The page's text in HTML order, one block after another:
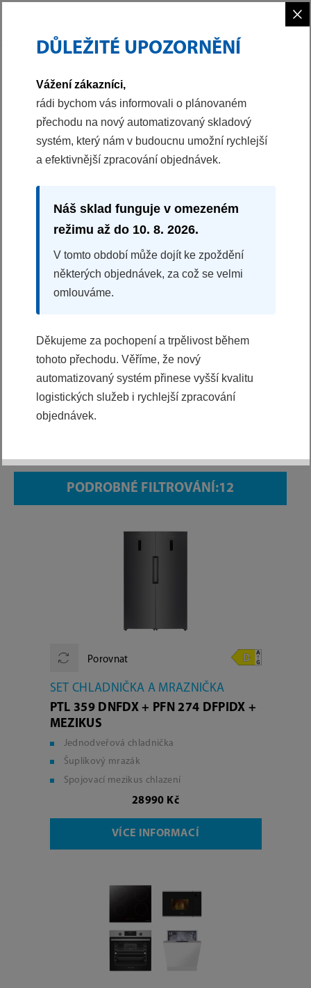
Vybavte si Vaši domácnost výhodnými akčními sety
Výběr z kategorií
SETY VESTAVBA
VŠE
PODROBNÉ FILTROVÁNÍ:
Porovnat
SET CHLADNIČKA A MRAZNIČKA
PTL 359 DNFDX + PFN 274 DFPIDX +
MEZIKUS
Jednodveřová chladnička
Šuplíkový mrazák
Spojovací mezikus chlazení
28990 Kč
VÍCE INFORMACÍ
×
DŮLEŽITÉ UPOZORNĚNÍ
Vážení zákazníci,
rádi bychom vás informovali o plánovaném
přechodu na nový automatizovaný skladový
systém, který nám v budoucnu umožní rychlejší
a efektivnější zpracování objednávek.
Náš sklad funguje v omezeném
režimu až do 10. 8. 2026.
V tomto období může dojít ke zpoždění
některých objednávek, za což se velmi
omlouváme.
Děkujeme za pochopení a trpělivost během
tohoto přechodu. Věříme, že nový
automatizovaný systém přinese vyšší kvalitu
logistických služeb i rychlejší zpracování
objednávek.